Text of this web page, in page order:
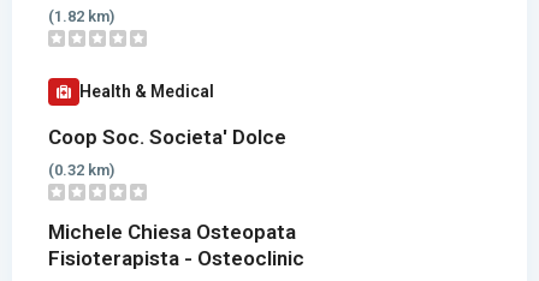
(1.82 km)
Health & Medical
Coop Soc. Societa' Dolce
(0.32 km)
Michele Chiesa Osteopata
Fisioterapista - Osteoclinic